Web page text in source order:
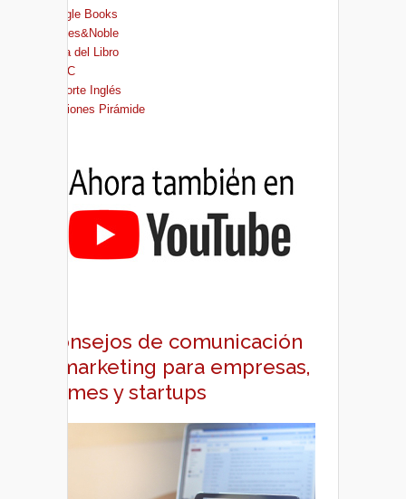
Google Books
Barnes&Noble
Casa del Libro
FNAC
El Corte Inglés
Ediciones Pirámide
Consejos de comunicación
y marketing para empresas,
pymes y startups